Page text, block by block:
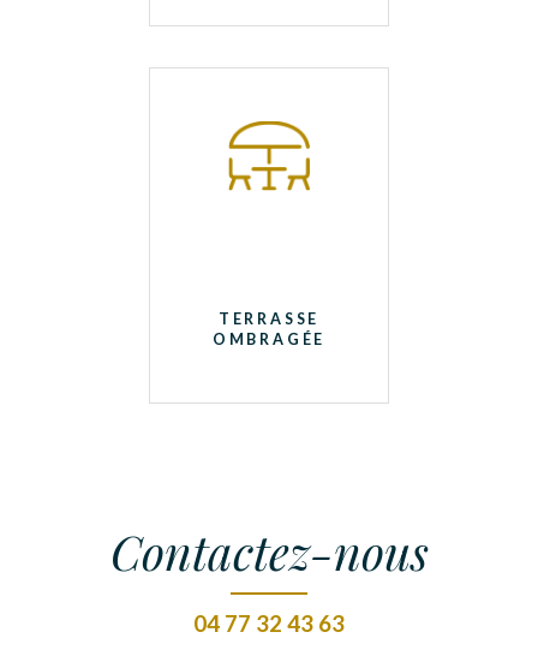
TERRASSE
OMBRAGÉE
Contactez-nous
04 77 32 43 63